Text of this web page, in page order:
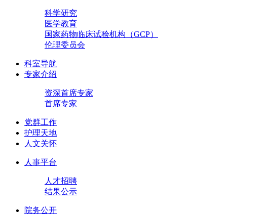
科学研究
医学教育
国家药物临床试验机构（GCP）
伦理委员会
科室导航
专家介绍
资深首席专家
首席专家
党群工作
护理天地
人文关怀
人事平台
人才招聘
结果公示
院务公开